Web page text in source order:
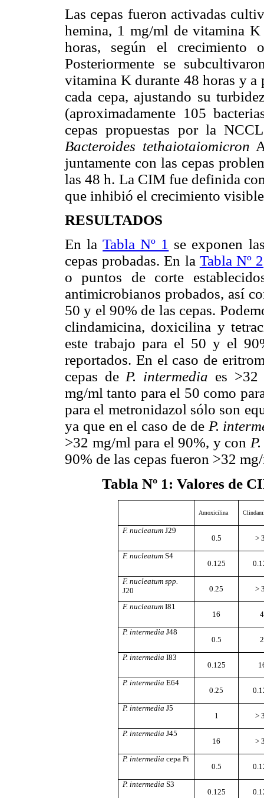
Las cepas fueron activadas
hemina, 1 mg/ml de vitamina
horas, según el crecimiento
Posteriormente se
vitamina K durante 48 horas y
cada cepa, ajustando su
(aproximadamente 105
cepas propuestas por la
Bacteroides tethaiotaiomicron
juntamente con las cepas
las 48 h. La CIM fue definida
que inhibió el crecimiento
RESULTADOS
En laTabla Nº 1 se exponen
cepas probadas. En la Tabla Nº 2
o puntos de corte
antimicrobianos probados, así
50 y el 90% de las cepas.
clindamicina, doxicilina y
este trabajo para el 50 y el
reportados. En el caso de
cepas de P. intermedia es
mg/ml tanto para el 50 como
para el metronidazol sólo son
ya que en el caso de de P.
>32 mg/ml para el 90%, y con
90% de las cepas fueron >32
Tabla Nº 1: Valores de
Amoxicilina
F. nucleatumJ29
0.5
>
F. nucleatumS4
0.125
F. nucleatum spp.
J20
0.25
>
F. nucleatumI81
16
4
P. intermediaJ48
0.5
2
P. intermediaI83
0.125
P. intermediaE64
0.25
P. intermedia J5
1
>
P. intermedia J45
16
>
P. intermediacepa Pi
0.5
P. intermedia S3
0.125